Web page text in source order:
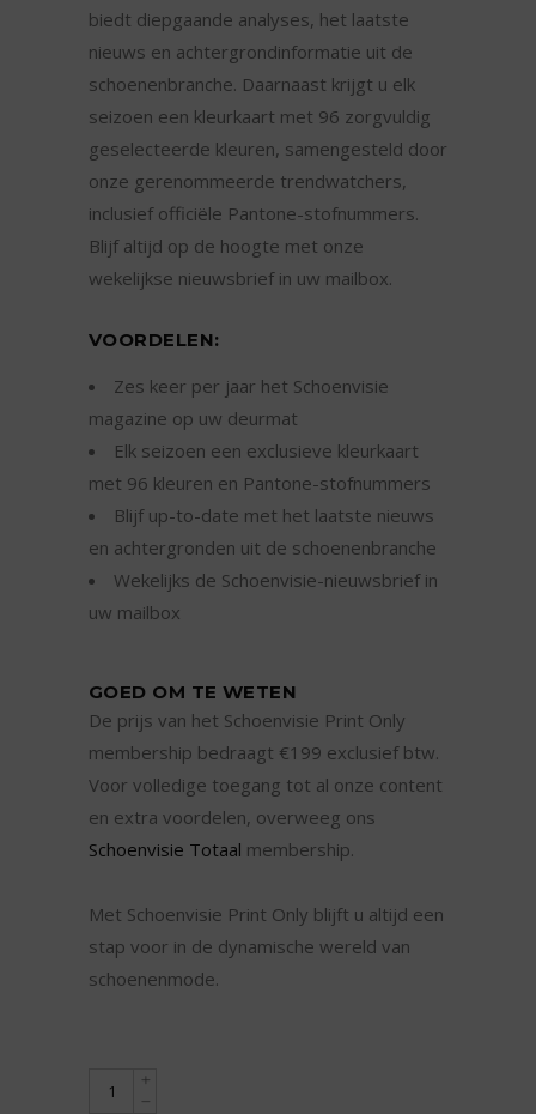
biedt diepgaande analyses, het laatste
nieuws en achtergrondinformatie uit de
schoenenbranche. Daarnaast krijgt u elk
seizoen een kleurkaart met 96 zorgvuldig
geselecteerde kleuren, samengesteld door
onze gerenommeerde trendwatchers,
inclusief officiële Pantone-stofnummers.
Blijf altijd op de hoogte met onze
wekelijkse nieuwsbrief in uw mailbox.
VOORDELEN:
Zes keer per jaar het Schoenvisie
magazine op uw deurmat
Elk seizoen een exclusieve kleurkaart
met 96 kleuren en Pantone-stofnummers
Blijf up-to-date met het laatste nieuws
en achtergronden uit de schoenenbranche
Wekelijks de Schoenvisie-nieuwsbrief in
uw mailbox
GOED OM TE WETEN
De prijs van het Schoenvisie Print Only
membership bedraagt €199 exclusief btw.
Voor volledige toegang tot al onze content
en extra voordelen, overweeg ons
Schoenvisie Totaal membership.
Met Schoenvisie Print Only blijft u altijd een
stap voor in de dynamische wereld van
schoenenmode.
Schoenvisie